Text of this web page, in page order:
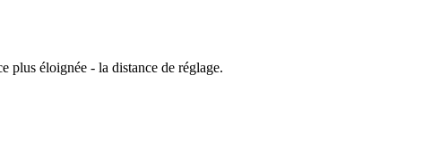
plus éloignée - la distance de réglage.